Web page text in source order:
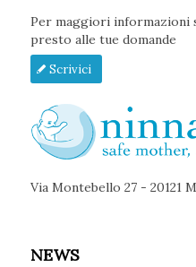
Per maggiori informazioni
presto alle tue domande
Scrivici
Via Montebello 27 - 20121
NEWS